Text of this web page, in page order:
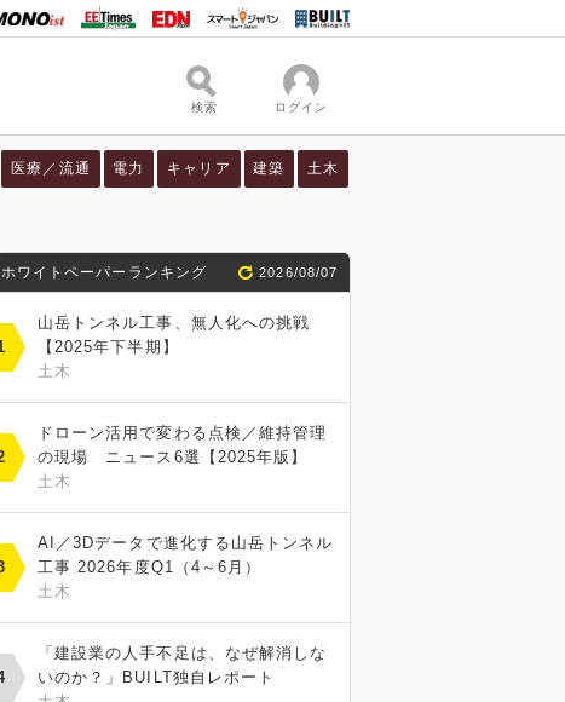
検索 ログイン
医療／流通 電力 キャリア 建築 土木
ホワイトペーパーランキング 2026/08/07
山岳トンネル工事、無人化への挑戦
【2025年下半期】
土木
ドローン活用で変わる点検／維持管理
の現場 ニュース6選【2025年版】
土木
AI／3Dデータで進化する山岳トンネル
工事 2026年度Q1（4～6月）
土木
「建設業の人手不足は、なぜ解消しな
いのか？」BUILT独自レポート